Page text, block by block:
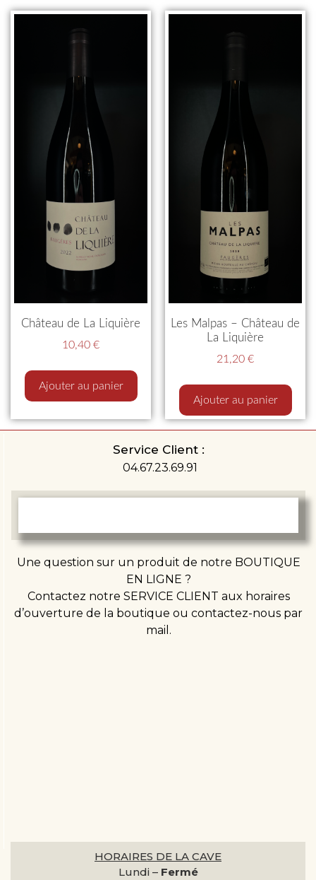
Château de La Liquière
10,40 €
Ajouter au panier
Les Malpas – Château de
La Liquière
21,20 €
Ajouter au panier
HORAIRES DE LA CAVE
Lundi – Fermé
Une question sur un produit de notre BOUTIQUE
EN LIGNE ?
Contactez notre SERVICE CLIENT aux horaires
d’ouverture de la boutique ou contactez-nous par
mail.
Service Client :
04.67.23.69.91